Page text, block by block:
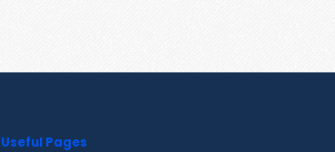
Useful Pages